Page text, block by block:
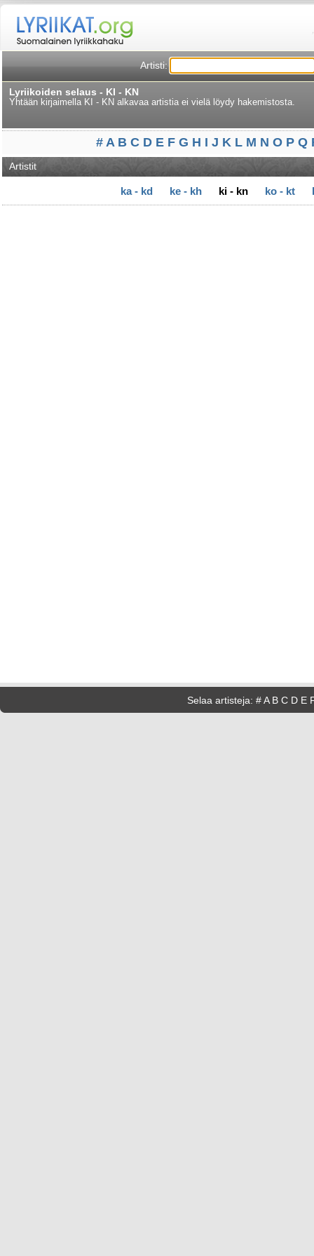
Artisti:
Lyriikoiden selaus - KI - KN
Yhtään kirjaimella KI - KN alkavaa artistia ei vielä löydy hakemistosta.
# A B C D E F G H I J K L M N O P Q
Artistit
ka - kd ke - kh ki - kn ko - kt
Selaa artisteja: # A B C D E